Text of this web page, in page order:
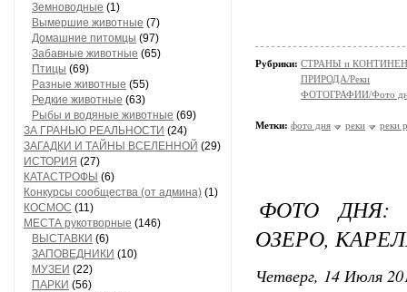
Земноводные (1)
Вымершие животные (7)
Домашние питомцы (97)
Забавные животные (65)
Птицы (69)
Разные животные (55)
Редкие животные (63)
Рыбы и водяные животные (69)
ЗА ГРАНЬЮ РЕАЛЬНОСТИ (24)
ЗАГАДКИ И ТАЙНЫ ВСЕЛЕННОЙ (29)
ИСТОРИЯ (27)
КАТАСТРОФЫ (6)
Конкурсы сообщества (от админа) (1)
КОСМОС (11)
МЕСТА рукотворные (146)
ВЫСТАВКИ (6)
ЗАПОВЕДНИКИ (10)
МУЗЕИ (22)
ПАРКИ (56)
Рубрики: СТРАНЫ и
ПРИРОДА/Реки
ФОТОГРАФИИ/Фото
Метки: фото дня реки реки
ФОТО ДНЯ:
ОЗЕРО,
Четверг, 14 Июля